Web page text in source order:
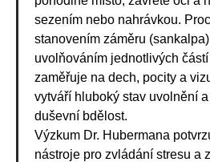
sezením nebo nahrávkou.
stanovením záměru
uvolňováním jednotlivých
zaměřuje na dech, pocity a
vytváří hluboký stav uvolnění
duševní bdělost.
Výzkum Dr. Hubermana
nástroje pro zvládání stresu a